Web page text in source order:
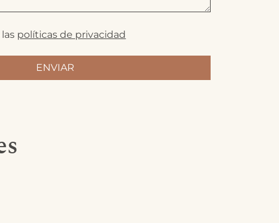
políticas de privacidad